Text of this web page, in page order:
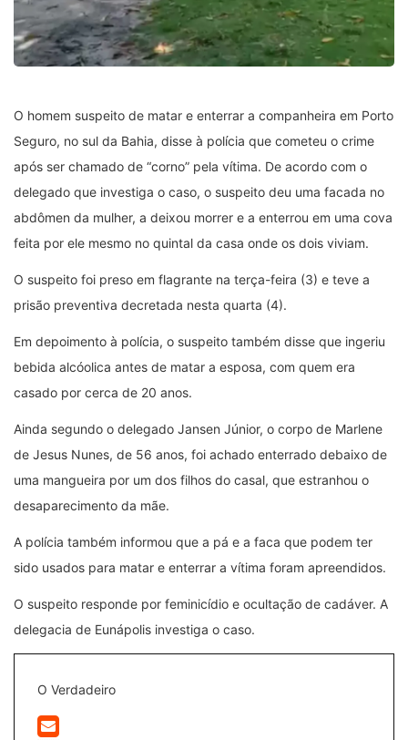
O homem suspeito de matar e enterrar a companheira em Porto
Seguro, no sul da Bahia, disse à polícia que cometeu o crime
após ser chamado de “corno” pela vítima. De acordo com o
delegado que investiga o caso, o suspeito deu uma facada no
abdômen da mulher, a deixou morrer e a enterrou em uma cova
feita por ele mesmo no quintal da casa onde os dois viviam.
O suspeito foi preso em flagrante na terça-feira (3) e teve a
prisão preventiva decretada nesta quarta (4).
Em depoimento à polícia, o suspeito também disse que ingeriu
bebida alcóolica antes de matar a esposa, com quem era
casado por cerca de 20 anos.
Ainda segundo o delegado Jansen Júnior, o corpo de Marlene
de Jesus Nunes, de 56 anos, foi achado enterrado debaixo de
uma mangueira por um dos filhos do casal, que estranhou o
desaparecimento da mãe.
A polícia também informou que a pá e a faca que podem ter
sido usados para matar e enterrar a vítima foram apreendidos.
O suspeito responde por feminicídio e ocultação de cadáver. A
delegacia de Eunápolis investiga o caso.
O Verdadeiro